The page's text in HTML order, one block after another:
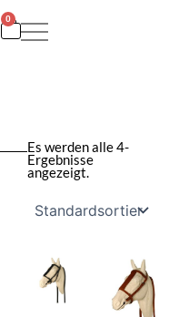
0
Warenkorb
Es werden alle 4-
Ergebnisse
angezeigt.